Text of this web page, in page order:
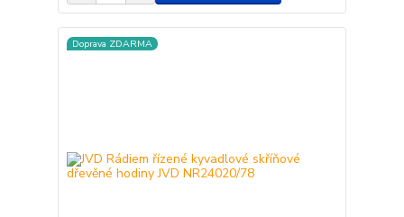
Doprava ZDARMA